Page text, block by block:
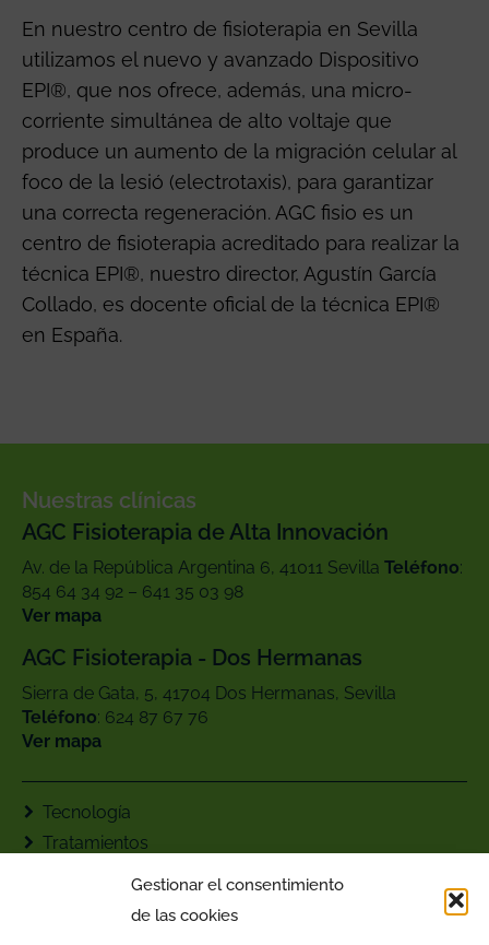
Gestionar el consentimiento
de las cookies
En nuestro centro de fisioterapia en Sevilla
utilizamos el nuevo y avanzado Dispositivo
EPI®, que nos ofrece, además, una micro-
corriente simultánea de alto voltaje que
produce un aumento de la migración celular al
foco de la lesió (electrotaxis), para garantizar
una correcta regeneración. AGC fisio es un
centro de fisioterapia acreditado para realizar la
técnica EPI®, nuestro director, Agustín García
Collado, es docente oficial de la técnica EPI®
en España.
Nuestras clínicas
AGC Fisioterapia de Alta Innovación
Av. de la República Argentina 6, 41011 Sevilla Teléfono:
854 64 34 92 – 641 35 03 98
Ver mapa
AGC Fisioterapia - Dos Hermanas
Sierra de Gata, 5, 41704 Dos Hermanas, Sevilla
Teléfono: ‪624 87 67 76‬
Ver mapa
Tecnología
Tratamientos
AGC Fisioterapia